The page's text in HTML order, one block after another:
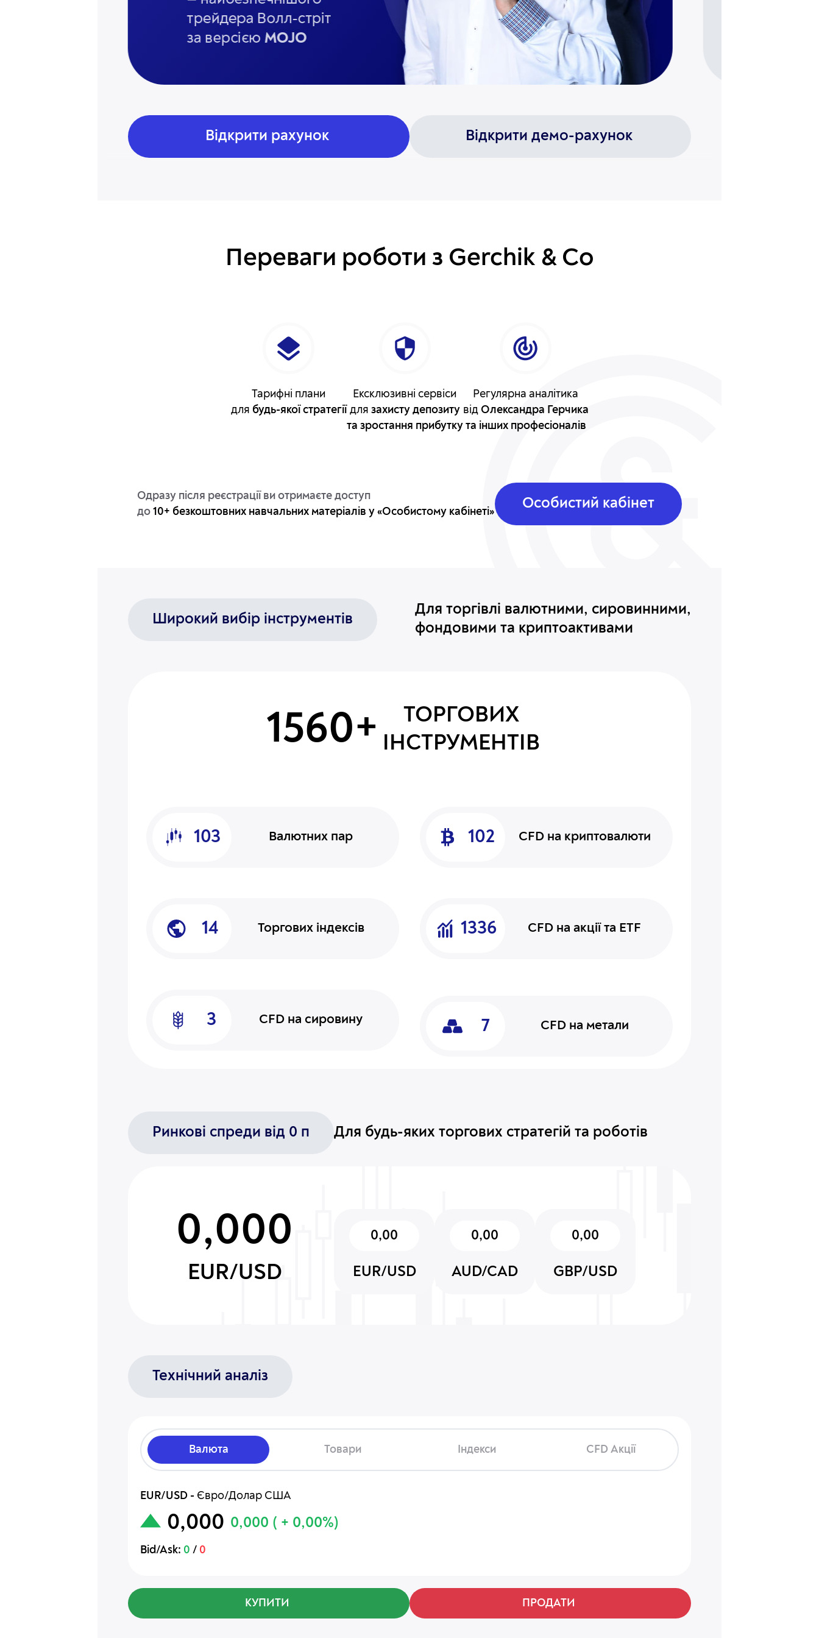
Відкрити рахунок Відкрити демо-рахунок
Широкий вибір інструментів
Для торгівлі валютними, сировинними,
фондовими та криптоактивами
1560+
ТОРГОВИХ
ІНСТРУМЕНТІВ
103 Валютних пар 102 CFD на криптовалюти
14 Торгових індексів 1336 CFD на акції та ETF
3 CFD на сировину 7 CFD на метали
Ринкові спреди від 0 п Для будь-яких торгових стратегій та роботів
0,000
EUR/USD
0,00
EUR/USD
0,00
AUD/CAD
0,00
GBP/USD
Технічний аналіз
Валюта Товари Індекси CFD Акції
EUR/USD - Євро/Долар США
0,000 0,000 ( + 0,00%)
Bid/Ask: 0 / 0
КУПИТИ ПРОДАТИ
Переваги роботи з Gerchik & Co
Тарифні плани
для будь-якої стратегії
Ексклюзивні сервіси
для захисту депозиту
та зростання прибутку
Регулярна аналітика
від Олександра Герчика
та інших професіоналів
Одразу після реєстрації ви отримаєте доступ
до 10+ безкоштовних навчальних матеріалів у «Особистому кабінеті»
Особистий кабінет